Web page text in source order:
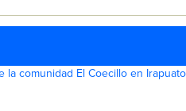
la comunidad El Coecillo en Irapuato